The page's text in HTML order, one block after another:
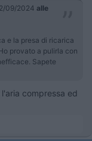
09/2024 alle
e la presa di ricarica
provato a pulirla con
Sapete
compressa ed